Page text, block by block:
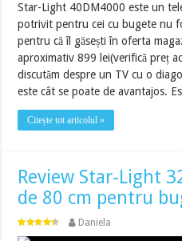
Star-Light 40DM4000 este un
potrivit pentru cei cu bugete nu
pentru că îl găsești în oferta
aproximativ 899 lei(verifică preț
discutăm despre un TV cu o
este cât se poate de avantajos.
Citește tot articolul »
Review Star-Light
de 80 cm pentru
Daniela